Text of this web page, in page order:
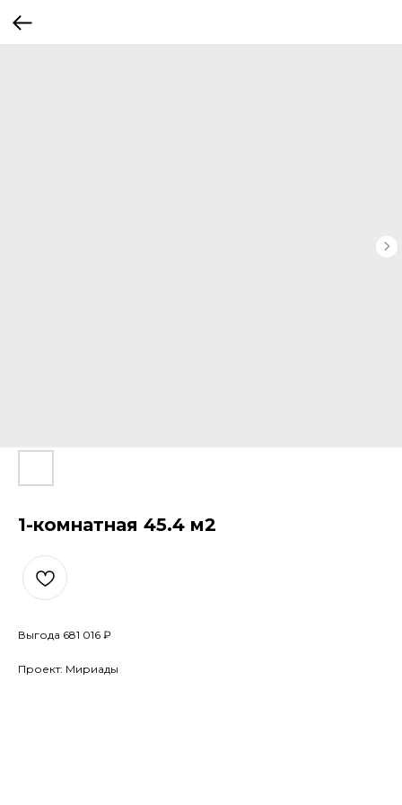
1-комнатная 45.4 м2
Выгода 681 016 ₽
Проект: Мириады